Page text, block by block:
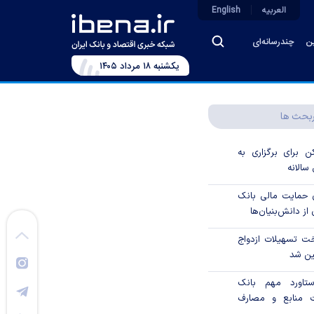
چندرسانه‌ای
العربیه English
يکشنبه ۱۸ مرداد ۱۴۰۵
ها
برای برگزاری به
درصدی حمایت مالی بانک
از دانش‌بنیان‌ها
تسهیلات ازدواج
شد
مهم بانک
منابع و مصارف